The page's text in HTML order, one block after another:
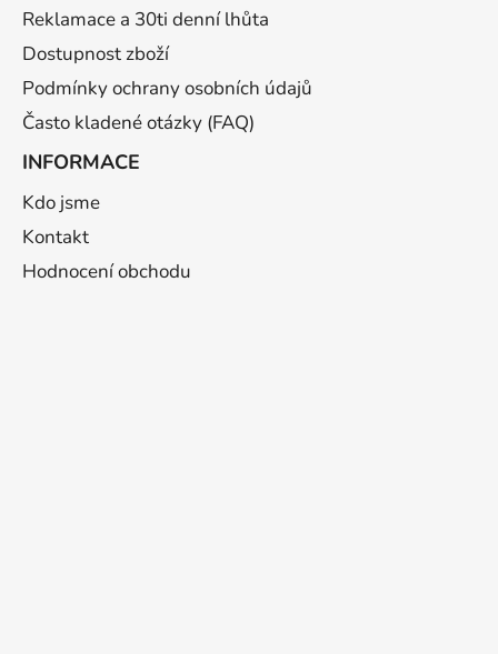
Reklamace a 30ti denní lhůta
Dostupnost zboží
Podmínky ochrany osobních údajů
Často kladené otázky (FAQ)
INFORMACE
Kdo jsme
Kontakt
Hodnocení obchodu